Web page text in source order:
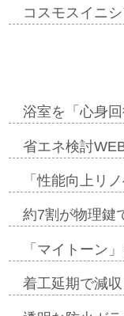
コスモスイニ
浴室を「心身
省エネ検討
「性能向上リ
約7割が物理鍵
「マイトーン
着工延期で減